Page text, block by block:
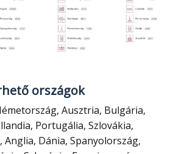
országok
Portugália, Szlovákia,
Anglia, Dánia, Spanyolország,